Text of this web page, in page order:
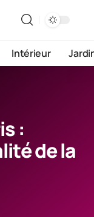
Intérieur
:
de la